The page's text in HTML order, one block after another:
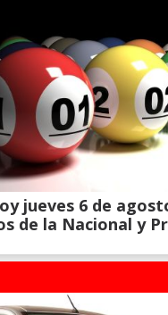
jueves 6 de
de la Nacional y